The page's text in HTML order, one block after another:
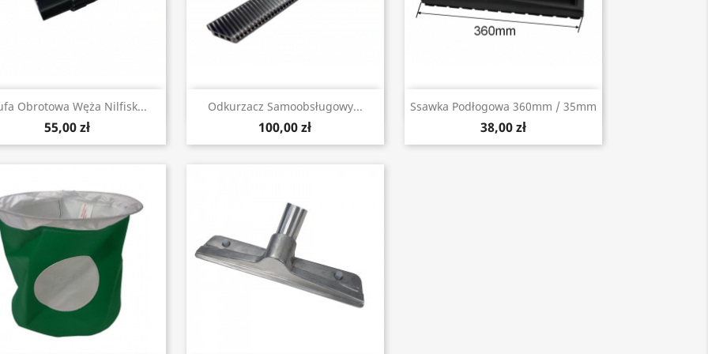
Obrotowa Węża Nilfisk...
55,00 zł
Szybki podgląd Odkurzacz Samoobsługowy...
100,00 zł
Szybki podgląd Ssawka Podłogowa 360mm / 35mm
38,00 zł
Szybki podgląd